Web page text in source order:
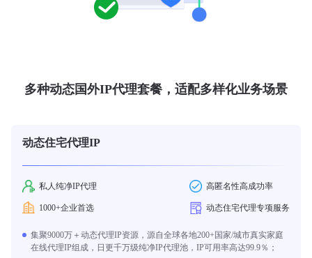
多种动态国外IP代理套餐，适配多样化业务场景
动态住宅代理IP
私人纯净IP代理
1000+企业首选
高匿名性高成功率
动态住宅代理专项服务
集聚9000万＋动态代理IP资源，源自全球各地200+国家/城市真实家庭
在线代理IP组成，日更千万级纯净IP代理池，IP可用率高达99.9％；